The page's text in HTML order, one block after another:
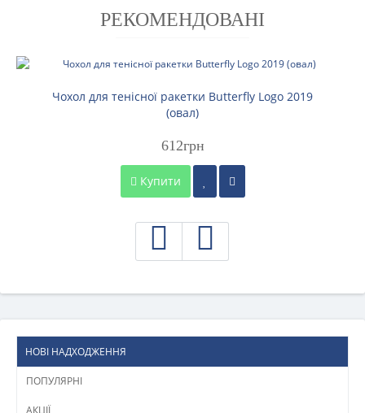
РЕКОМЕНДОВАНІ
Чохол для тенісної ракетки Butterfly Logo 2019
(овал)
612грн
Купити
НОВІ НАДХОДЖЕННЯ
ПОПУЛЯРНІ
АКЦІЇ